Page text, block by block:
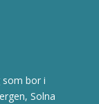
bor i
Solna